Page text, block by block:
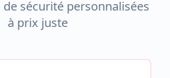
sécurité personnalisées
à prix juste